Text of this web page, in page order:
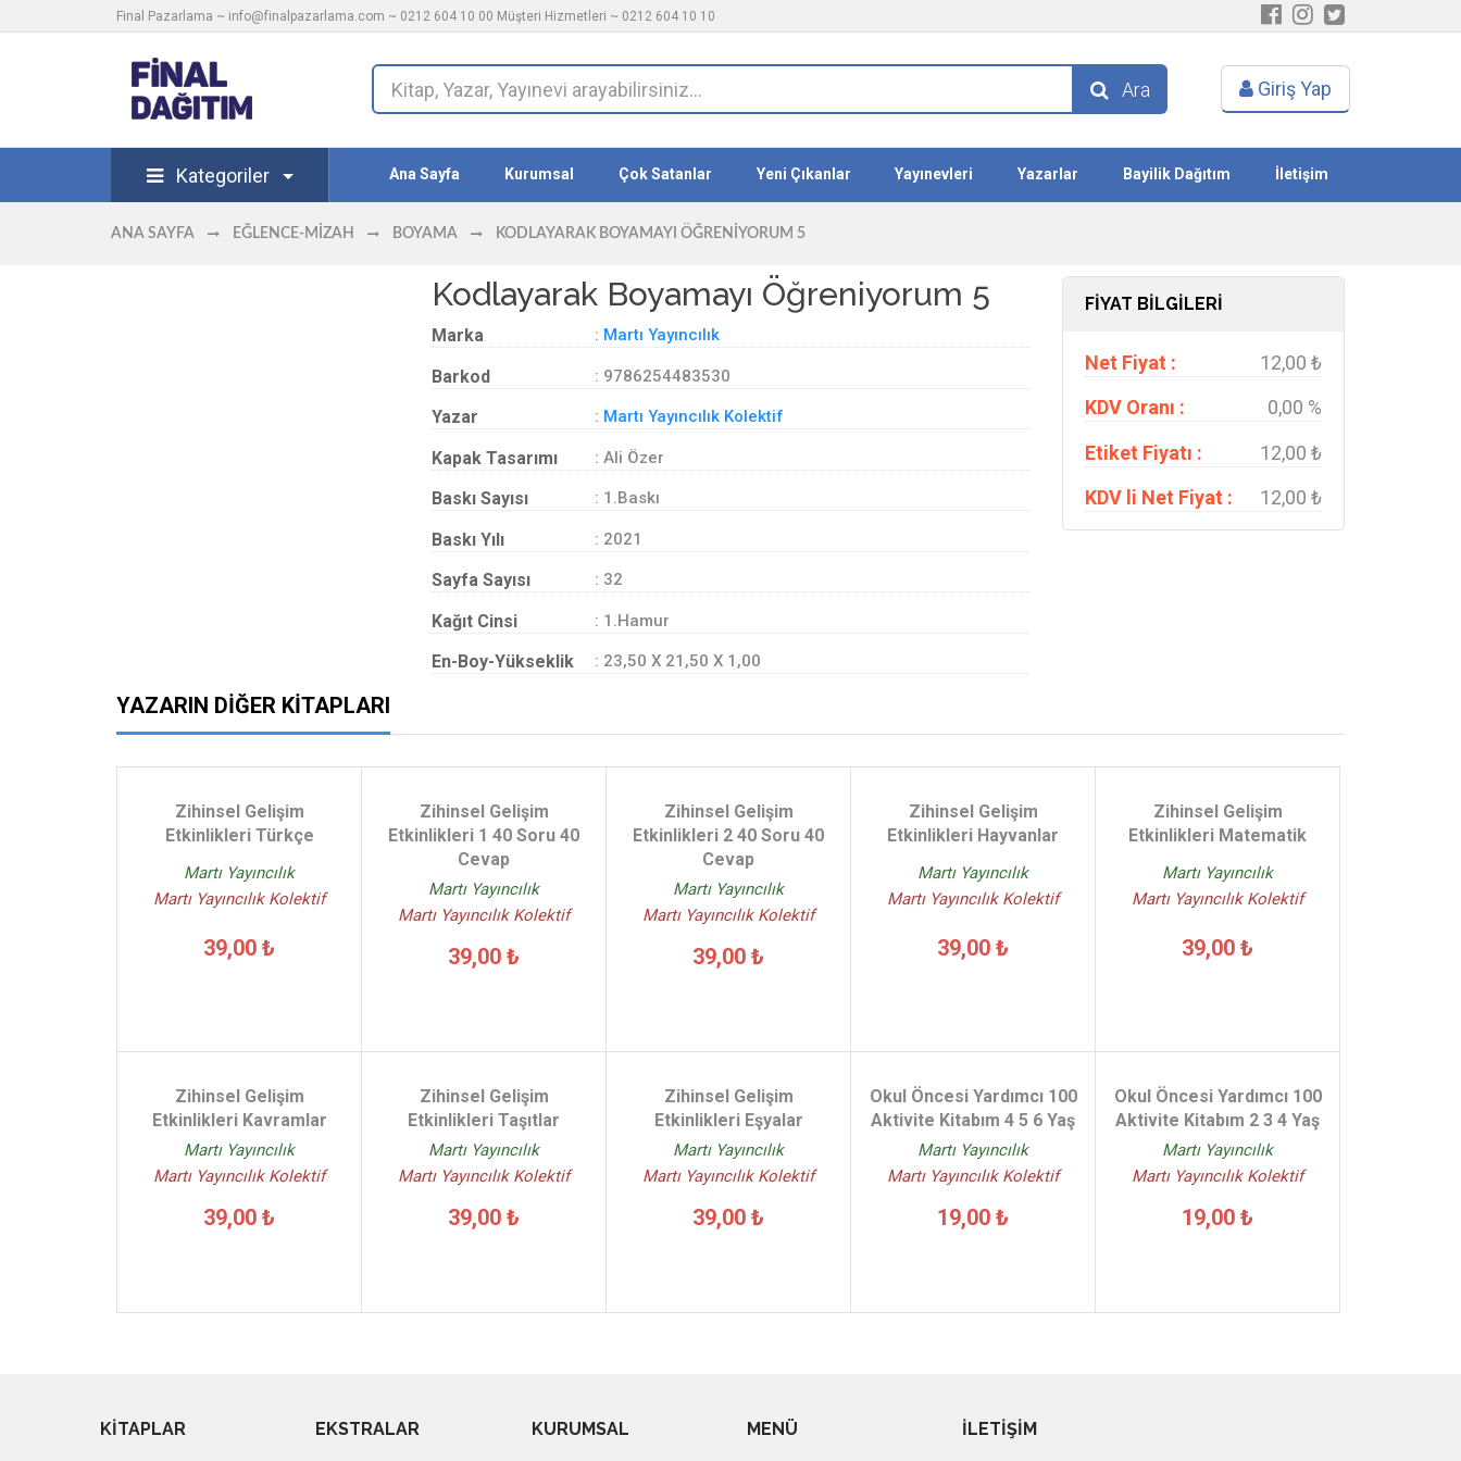
Final Pazarlama ~ info@finalpazarlama.com ~ 0212 604 10 00 Müşteri Hizmetleri ~ 0212 604 10 10
Ara Giriş Yap
Kategoriler Ana Sayfa Kurumsal Çok Satanlar Yeni Çıkanlar Yayınevleri Yazarlar Bayilik Dağıtım İletişim
ANA SAYFA EĞLENCE-MIZAH BOYAMA KODLAYARAK BOYAMAYI ÖĞRENIYORUM 5
Kodlayarak Boyamayı Öğreniyorum 5
Marka : Martı Yayıncılık
Barkod : 9786254483530
Yazar : Martı Yayıncılık Kolektif
Kapak Tasarımı : Ali Özer
Baskı Sayısı : 1.Baskı
Baskı Yılı : 2021
Sayfa Sayısı : 32
Kağıt Cinsi : 1.Hamur
En-Boy-Yükseklik : 23,50 X 21,50 X 1,00
FİYAT BİLGİLERİ
Net Fiyat :
12,00 ₺
KDV Oranı :
0,00 %
Etiket Fiyatı :
12,00 ₺
KDV li Net Fiyat :
12,00 ₺
YAZARIN DIĞER KITAPLARI
Zihinsel Gelişim
Etkinlikleri Türkçe
Martı Yayıncılık
Martı Yayıncılık Kolektif
39,00 ₺
Zihinsel Gelişim
Etkinlikleri 1 40 Soru 40
Cevap
Martı Yayıncılık
Martı Yayıncılık Kolektif
39,00 ₺
Zihinsel Gelişim
Etkinlikleri 2 40 Soru 40
Cevap
Martı Yayıncılık
Martı Yayıncılık Kolektif
39,00 ₺
Zihinsel Gelişim
Etkinlikleri Hayvanlar
Martı Yayıncılık
Martı Yayıncılık Kolektif
39,00 ₺
Zihinsel Gelişim
Etkinlikleri Matematik
Martı Yayıncılık
Martı Yayıncılık Kolektif
39,00 ₺
Zihinsel Gelişim
Etkinlikleri Kavramlar
Martı Yayıncılık
Martı Yayıncılık Kolektif
39,00 ₺
Zihinsel Gelişim
Etkinlikleri Taşıtlar
Martı Yayıncılık
Martı Yayıncılık Kolektif
39,00 ₺
Zihinsel Gelişim
Etkinlikleri Eşyalar
Martı Yayıncılık
Martı Yayıncılık Kolektif
39,00 ₺
Okul Öncesi Yardımcı 100
Aktivite Kitabım 4 5 6 Yaş
Martı Yayıncılık
Martı Yayıncılık Kolektif
19,00 ₺
Okul Öncesi Yardımcı 100
Aktivite Kitabım 2 3 4 Yaş
Martı Yayıncılık
Martı Yayıncılık Kolektif
19,00 ₺
KİTAPLAR EKSTRALAR KURUMSAL MENÜ İLETİŞİM